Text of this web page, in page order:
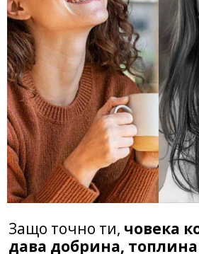
Защо точно ти, човека
дава добрина,